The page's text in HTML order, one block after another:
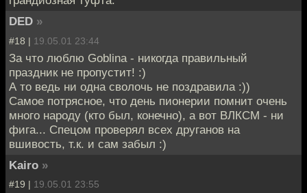
DED »
#18 | 19.05.01 23:44
За что люблю Goblina - никогда правильный
праздник не пропустит! :)
А то ведь ни одна сволочь не поздравила :))
Самое потрясное, что день пионерии помнит очень
много народу (кто был, конечно), а вот ВЛКСМ - ни
фига... Спецом проверял всех друганов на
вшивость, т.к. и сам забыл :)
Kairo »
#19 | 19.05.01 23:55